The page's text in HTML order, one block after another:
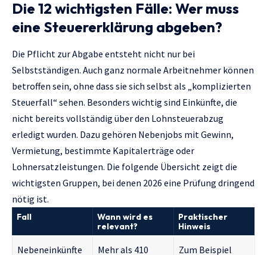
Die 12 wichtigsten Fälle: Wer muss
eine Steuererklärung abgeben?
Die Pflicht zur Abgabe entsteht nicht nur bei
Selbstständigen. Auch ganz normale Arbeitnehmer können
betroffen sein, ohne dass sie sich selbst als „komplizierten
Steuerfall“ sehen. Besonders wichtig sind Einkünfte, die
nicht bereits vollständig über den Lohnsteuerabzug
erledigt wurden. Dazu gehören Nebenjobs mit Gewinn,
Vermietung, bestimmte Kapitalerträge oder
Lohnersatzleistungen. Die folgende Übersicht zeigt die
wichtigsten Gruppen, bei denen 2026 eine Prüfung dringend
nötig ist.
Fall
Wann wird es
relevant?
Praktischer
Hinweis
Nebeneinkünfte
Mehr als 410
Zum Beispiel